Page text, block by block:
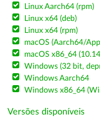
Linux Aarch64 (rpm)
Linux x64 (deb)
Linux x64 (rpm)
macOS (Aarch64/
macOS x86_64
Windows (32 bit,
Windows Aarch64
Windows x86_64
Versões disponíveis